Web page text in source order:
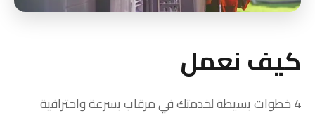
كيف نعمل
4 خطوات بسيطة لخدمتك في مرقاب بسرعة واحترافية